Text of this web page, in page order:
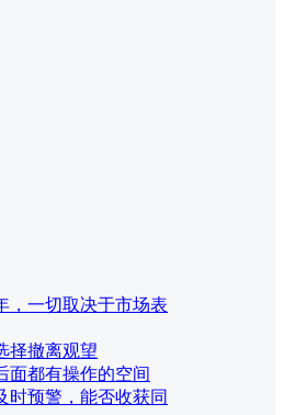
，一切取决于市场表
择撤离观望
面都有操作的空间
时预警，能否收获同